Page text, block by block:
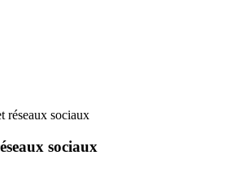
réseaux sociaux
sociaux